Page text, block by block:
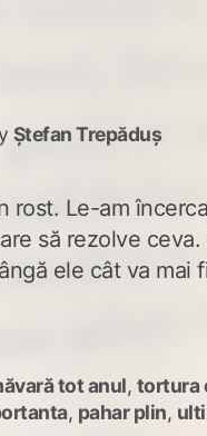
Ștefan Trepăduș
rost. Le-am
să rezolve
ele cât va mai
tot anul, tortura
, pahar plin,